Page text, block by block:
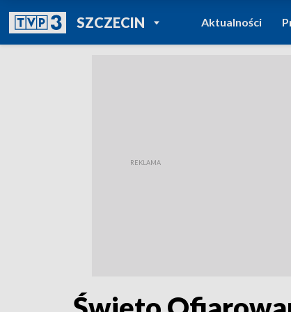
SZCZECINPOWRÓT DO
TVP REGIONY
Aktualności